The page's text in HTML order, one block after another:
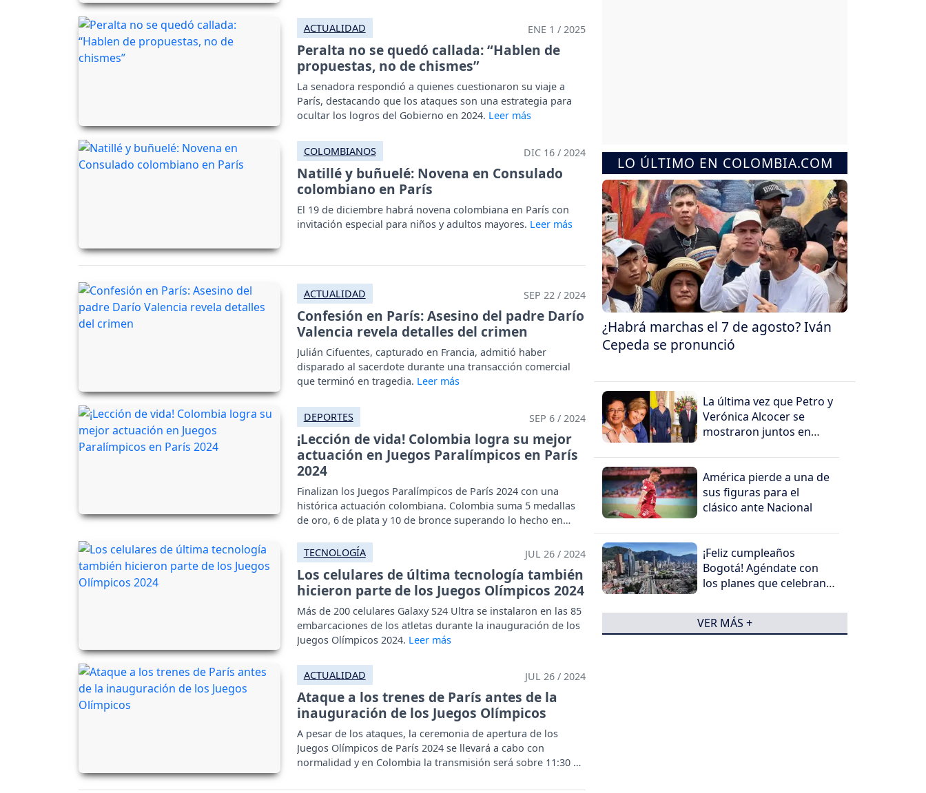
ACTUALIDAD ENE 1 / 2025
Peralta no se quedó callada: “Hablen de
propuestas, no de chismes”
La senadora respondió a quienes cuestionaron su viaje a
París, destacando que los ataques son una estrategia para
ocultar los logros del Gobierno en 2024.
COLOMBIANOS DIC 16 / 2024
Natillé y buñuelé: Novena en Consulado
colombiano en París
El 19 de diciembre habrá novena colombiana en París con
invitación especial para niños y adultos mayores.
ACTUALIDAD SEP 22 / 2024
Confesión en París: Asesino del padre Darío
Valencia revela detalles del crimen
Julián Cifuentes, capturado en Francia, admitió haber
disparado al sacerdote durante una transacción comercial
que terminó en tragedia.
DEPORTES SEP 6 / 2024
¡Lección de vida! Colombia logra su mejor
actuación en Juegos Paralímpicos en París
2024
Finalizan los Juegos Paralímpicos de París 2024 con una
histórica actuación colombiana. Colombia suma 5 medallas
de oro, 6 de plata y 10 de bronce superando lo hecho en
TECNOLOGÍA
JUL 26 / 2024
Los celulares de última tecnología también
hicieron parte de los Juegos Olímpicos 2024
Más de 200 celulares Galaxy S24 Ultra se instalaron en las 85
embarcaciones de los atletas durante la inauguración de los
Juegos Olímpicos 2024.
ACTUALIDAD JUL 26 / 2024
Ataque a los trenes de París antes de la
inauguración de los Juegos Olímpicos
A pesar de los ataques, la ceremonia de apertura de los
Juegos Olímpicos de París 2024 se llevará a cabo con
normalidad y en Colombia la transmisión será sobre 11:30 a.
LO ÚLTIMO EN COLOMBIA.COM
¿Habrá marchas el 7 de agosto? Iván
Cepeda se pronunció
La última vez que Petro y
Verónica Alcocer se
mostraron juntos en
América pierde a una de
sus figuras para el
clásico ante Nacional
¡Feliz cumpleaños
Bogotá! Agéndate con
los planes que celebran
VER MÁS +